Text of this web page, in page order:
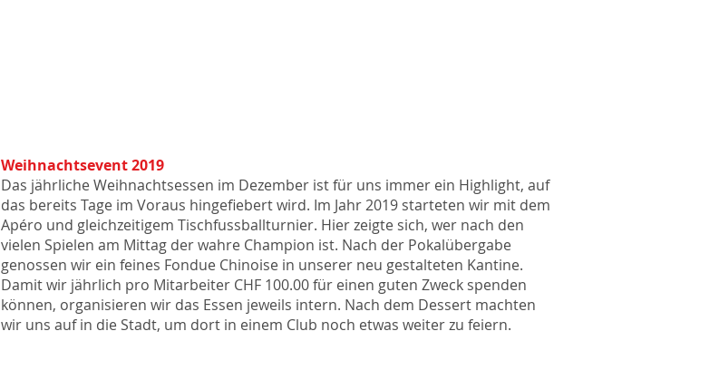
Weihnachtsevent 2019
Das jährliche Weihnachtsessen im Dezember ist für uns immer ein Highlight, auf
das bereits Tage im Voraus hingefiebert wird. Im Jahr 2019 starteten wir mit dem
Apéro und gleichzeitigem Tischfussballturnier. Hier zeigte sich, wer nach den
vielen Spielen am Mittag der wahre Champion ist. Nach der Pokalübergabe
genossen wir ein feines Fondue Chinoise in unserer neu gestalteten Kantine.
Damit wir jährlich pro Mitarbeiter CHF 100.00 für einen guten Zweck spenden
können, organisieren wir das Essen jeweils intern. Nach dem Dessert machten
wir uns auf in die Stadt, um dort in einem Club noch etwas weiter zu feiern.